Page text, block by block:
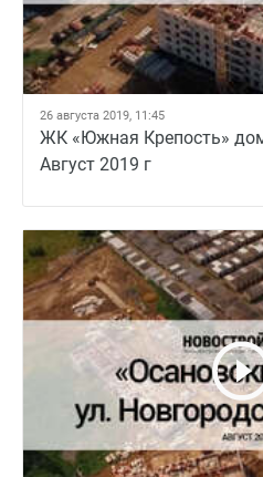
26 августа 2019, 11:45
ЖК «Южная Крепость»
Август 2019 г